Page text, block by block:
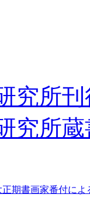
究所
究所
期書画家番付によ